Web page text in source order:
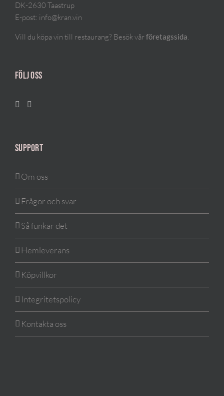
DK-2630 Taastrup
E-post: info@kran.vin
Vill du köpa vin till restaurang? Besök vårföretagssida
FÖLJ OSS
SUPPORT
Om oss
Frågor och svar
Så funkar det
Hemleverans
Köpvillkor
Integritetspolicy
Kontakta oss